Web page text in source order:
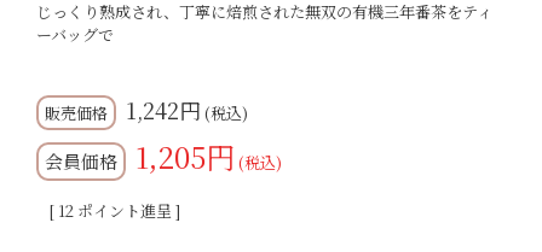
じっくり熟成され、丁寧に焙煎された無双の有機三年番茶をティ
ーバッグで
1,242 税込
会員価格 1,205 税込
[ 12 ポイント進呈 ]